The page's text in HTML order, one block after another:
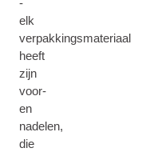
-
elk
verpakkingsmateriaal
heeft
zijn
voor-
en
nadelen,
die